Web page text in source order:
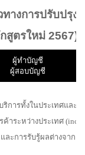
างการปรับปรุง
สูตรใหม่ 2567)
ผู้ทำบัญชี
ผู้สอบบัญชี
การทั้งในประเทศและต่
าระหว่างประเทศ
ละการรับรู้ผลต่างจากอั